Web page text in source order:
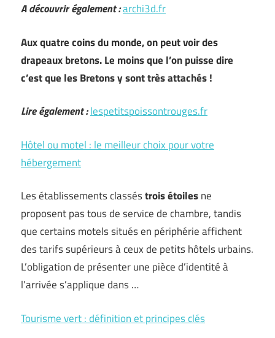
A découvrir également :archi3d.fr
Aux quatre coins du monde, on peut voir des
drapeaux bretons. Le moins que l’on puisse dire
c’est que les Bretons y sont très attachés !
Lire également :lespetitspoissontrouges.fr
Hôtel ou motel : le meilleur choix pour votre
hébergement
Les établissements classéstrois étoilesne
proposent pas tous de service de chambre, tandis
que certains motels situés en périphérie affichent
des tarifs supérieurs à ceux de petits hôtels urbains.
L’obligation de présenter une pièce d’identité à
l’arrivée s’applique dans …
Tourisme vert : définition et principes clés